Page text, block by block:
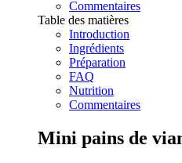
Commentaires
Table des matières
Introduction
Ingrédients
Préparation
FAQ
Nutrition
Commentaires
Mini pains de